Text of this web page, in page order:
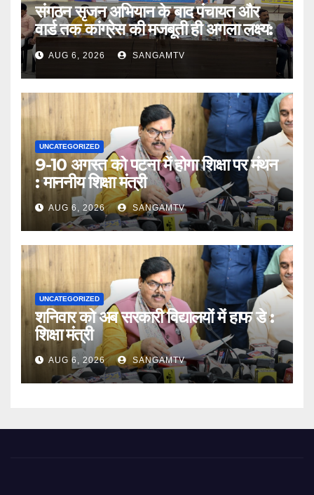
संगठन सृजन अभियान के बाद पंचायत और
वार्ड तक कांग्रेस की मजबूती ही अगला लक्ष्य:
कृष्णा अल्लावारू
AUG 6, 2026 SANGAMTV
UNCATEGORIZED
9-10 अगस्त को पटना में होगा शिक्षा पर मंथन
: माननीय शिक्षा मंत्री
AUG 6, 2026 SANGAMTV
UNCATEGORIZED
शनिवार को अब सरकारी विद्यालयों में हाफ डे :
शिक्षा मंत्री
AUG 6, 2026 SANGAMTV